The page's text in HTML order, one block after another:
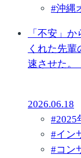
#沖縄
「不安」
くれた先
速させた。
2026.06.18
#2025
#イン
#コン